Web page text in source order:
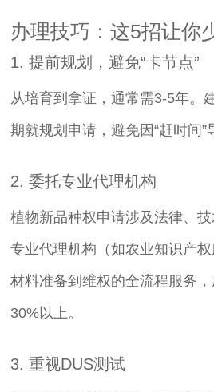
办理技巧：这5招让你
1. 提前规划，避免“卡节点”
从培育到拿证，通常需3-5年。
期就规划申请，避免因“赶时间”
2. 委托专业代理机构
植物新品种权申请涉及法律、技
专业代理机构（如农业知识产
材料准备到维权的全流程服务
30%以上。
3. 重视DUS测试